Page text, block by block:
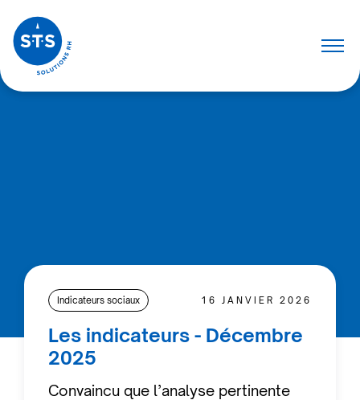
Indicateurs sociaux 16 JANVIER 2026
Les indicateurs - Décembre
2025
Convaincu que l’analyse pertinente